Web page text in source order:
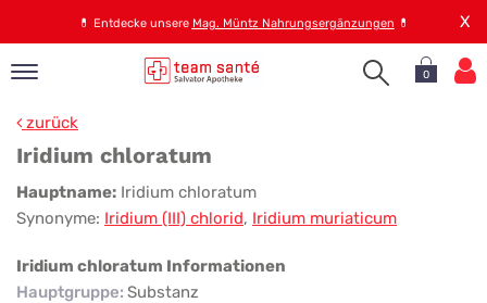
💊 Entdecke unsere Mag. Müntz Nahrungsergänzungen 💊 X
0
zurück
Iridium chloratum
Iridium
chloratum
Hauptname: Iridium chloratum
Synonyme: Iridium (III) chlorid, Iridium muriaticum
Iridium chloratum Informationen
Hauptgruppe: Substanz